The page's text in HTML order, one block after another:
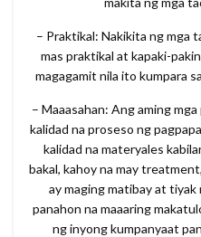
– Praktikal: Nakikita ng mga
mas praktikal at kapaki-
magagamit nila ito kumpara
– Maaasahan: Ang aming
kalidad na proseso ng
kalidad na materyales
bakal, kahoy na may
ay maging matibay at
panahon na maaaring
ng inyong kumpanyaat